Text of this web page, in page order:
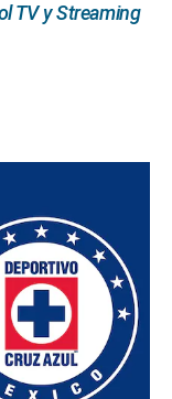
TV y Streaming